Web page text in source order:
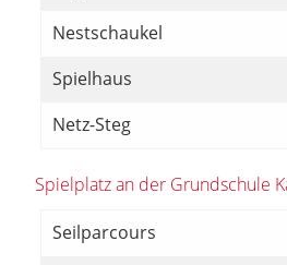
Nestschaukel
Spielhaus
Netz-Steg
Spielplatz an der Grundschule
Seilparcours